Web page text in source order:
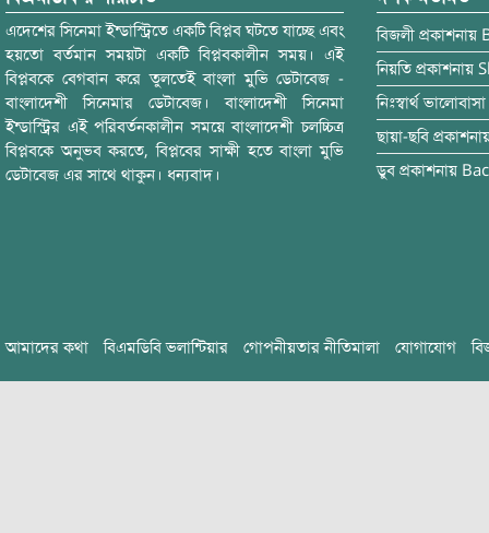
এদেশের সিনেমা ইন্ডাস্ট্রিতে একটি বিপ্লব ঘটতে যাচ্ছে এবং
হয়তো বর্তমান সময়টা একটি বিপ্লবকালীন সময়। এই
বিপ্লবকে বেগবান করে তুলতেই বাংলা মুভি ডেটাবেজ -
বাংলাদেশী সিনেমার ডেটাবেজ। বাংলাদেশী সিনেমা
ইন্ডাস্ট্রির এই পরিবর্তনকালীন সময়ে বাংলাদেশী চলচ্চিত্র
বিপ্লবকে অনুভব করতে, বিপ্লবের সাক্ষী হতে বাংলা মুভি
ডেটাবেজ এর সাথে থাকুন। ধন্যবাদ।
বিজলী প্রকাশনায়
নিয়তি প্রকাশনায়
নিঃস্বার্থ ভালোবাসা
ছায়া-ছবি
ডুব প্রকাশনায়
আমাদের কথা বিএমডিবি ভলান্টিয়ার গোপনীয়তার নীতিমালা যোগাযোগ